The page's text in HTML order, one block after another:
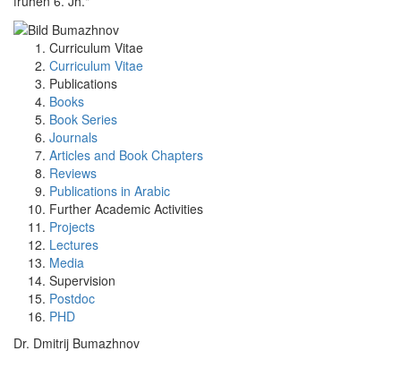
Curriculum Vitae
Curriculum Vitae
Publications
Books
Book Series
Journals
Articles and Book Chapters
Reviews
Publications in Arabic
Further Academic Activities
Projects
Lectures
Media
Supervision
Postdoc
PHD
Dr. Dmitrij Bumazhnov